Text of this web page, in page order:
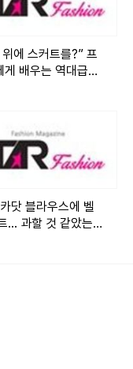
는 레이스 디테일이
턴의 롱 재킷을 걸
발했다. 화이트 숄더
이트 컬러의 스니커
스타일이다.
에 스커트를?” 프
게 배우는 역대급
닷 블라우스에 벨
... 과할 것 같았는데